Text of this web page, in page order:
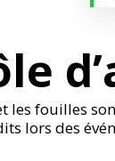
les fouilles
lors des